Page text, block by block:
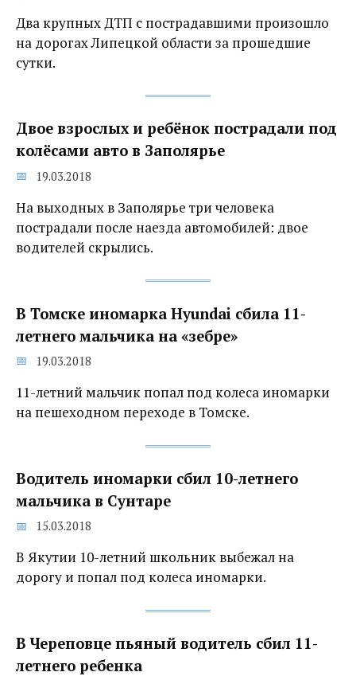
Два крупных ДТП с пострадавшими произошло
на дорогах Липецкой области за прошедшие
сутки.
Двое взрослых и ребёнок пострадали под
колёсами авто в Заполярье
19.03.2018
На выходных в Заполярье три человека
пострадали после наезда автомобилей: двое
водителей скрылись.
В Томске иномарка Hyundai сбила 11-
летнего мальчика на «зебре»
19.03.2018
11-летний мальчик попал под колеса иномарки
на пешеходном переходе в Томске.
Водитель иномарки сбил 10-летнего
мальчика в Сунтаре
15.03.2018
В Якутии 10-летний школьник выбежал на
дорогу и попал под колеса иномарки.
В Череповце пьяный водитель сбил 11-
летнего ребенка